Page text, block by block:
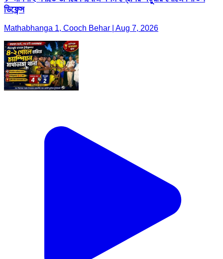
ডিফেন্স
Mathabhanga 1, Cooch Behar | Aug 7, 2026